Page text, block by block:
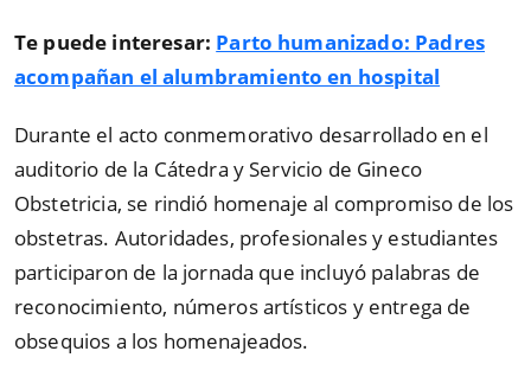
Te puede interesar: Parto humanizado: Padres
acompañan el alumbramiento en hospital
Durante el acto conmemorativo desarrollado en el
auditorio de la Cátedra y Servicio de Gineco
Obstetricia, se rindió homenaje al compromiso de los
obstetras. Autoridades, profesionales y estudiantes
participaron de la jornada que incluyó palabras de
reconocimiento, números artísticos y entrega de
obsequios a los homenajeados.